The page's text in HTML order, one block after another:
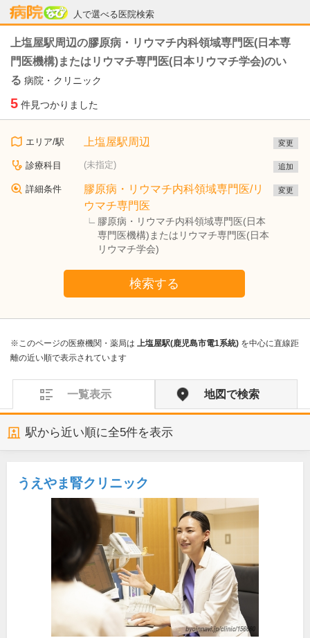
人で選べる医院検索
病院なび
上塩屋駅周辺の膠原病・リウマチ内科領域専門医(日本専
門医機構)またはリウマチ専門医(日本リウマチ学会)のい
る 病院・クリニック
5 件見つかりました
エリア/駅 上塩屋駅周辺 変更
診療科目 (未指定) 追加
詳細条件
膠原病・リウマチ内科領域専門医/リ
ウマチ専門医
膠原病・リウマチ内科領域専門医(日本
専門医機構)またはリウマチ専門医(日本
リウマチ学会)
変更
検索する
※このページの医療機関・薬局は 上塩屋駅(鹿児島市電1系統) を中心に直線距
離の近い順で表示されています
一覧表示 地図で検索
駅から近い順に全5件を表示
うえやま腎クリニック